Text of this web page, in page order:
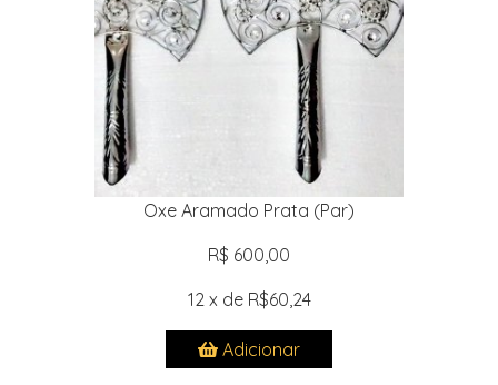
Oxe Aramado Prata (Par)
R$ 600,00
12 x de R$60,24
Adicionar